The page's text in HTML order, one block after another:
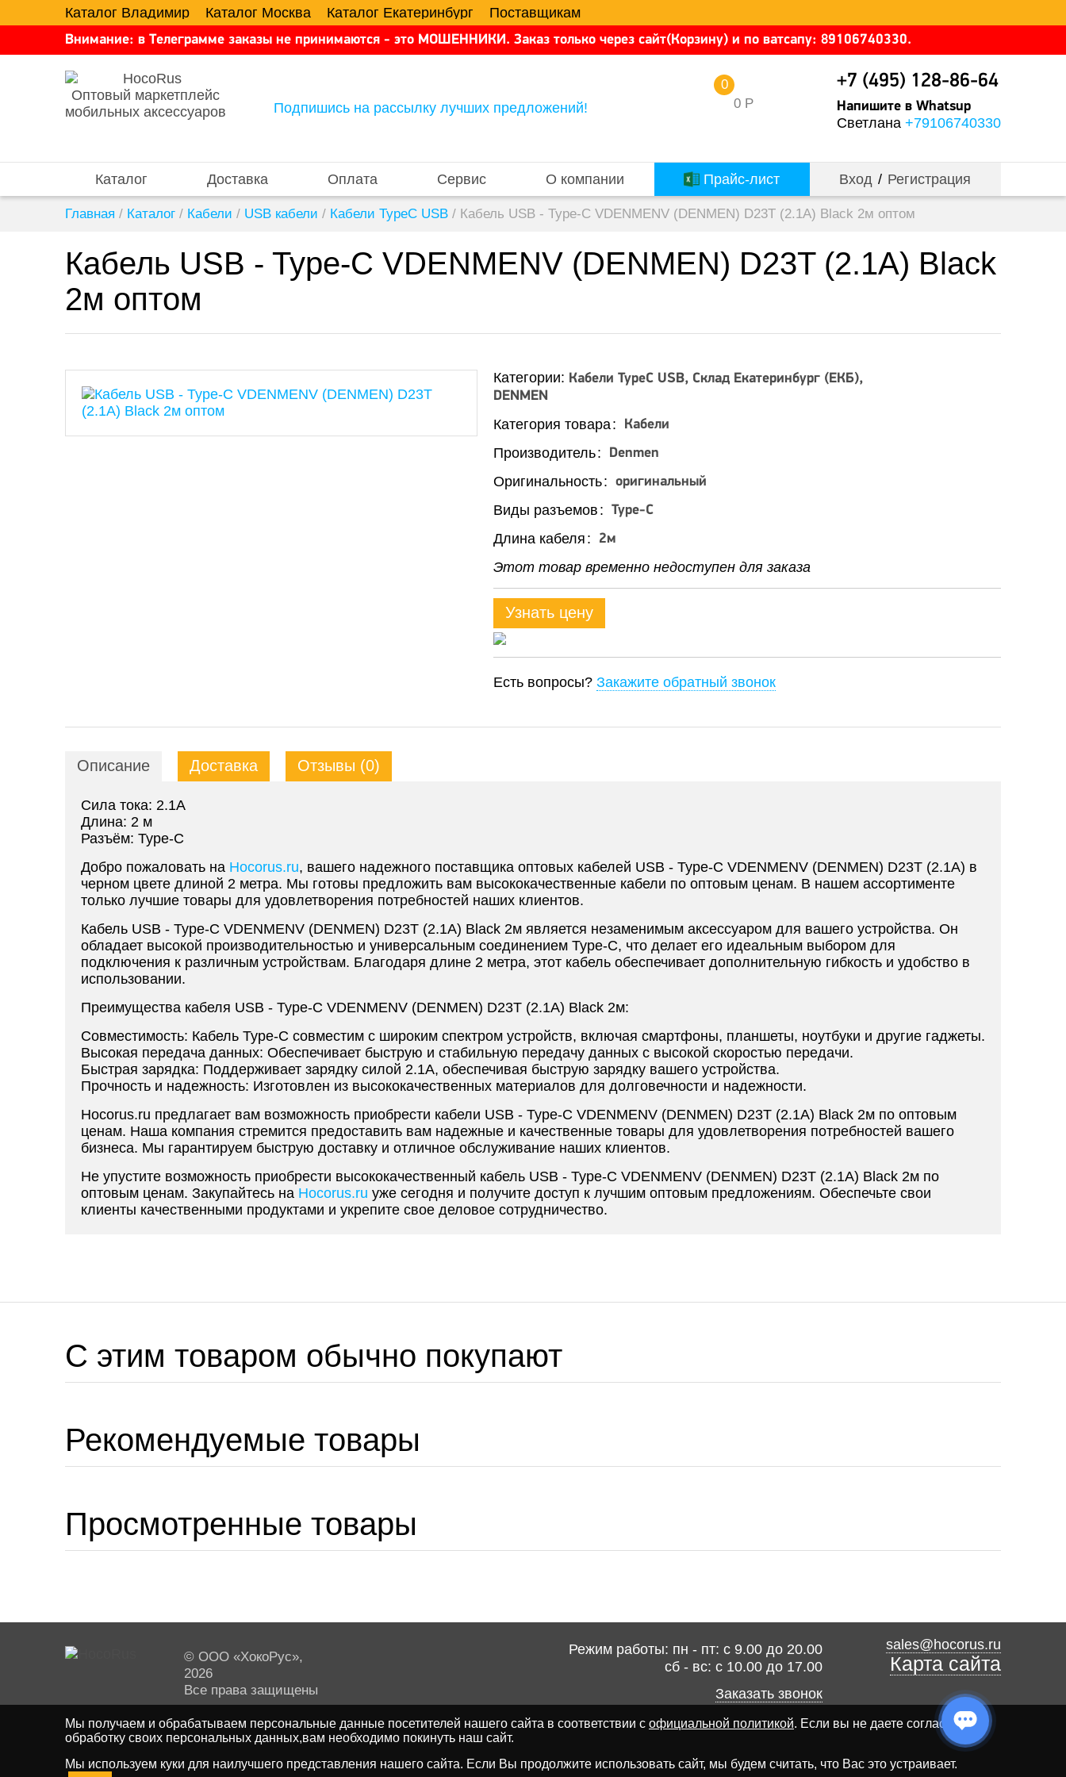
Каталог Владимир Каталог Москва Каталог Екатеринбург Поставщикам
Внимание: в Телеграмме заказы не принимаются - это МОШЕННИКИ. Заказ только через сайт(Корзину) и по ватсапу: 89106740330.
Оптовый маркетплейс
мобильных аксессуаров
Подпишись на рассылку лучших предложений! 0 Р
0 +7 (495) 128-86-64
Напишите в Whatsup
Светлана +79106740330
Каталог Доставка Оплата Сервис О компании Прайс-лист Вход / Регистрация
Главная / Каталог / Кабели / USB кабели / Кабели TypeC USB / Кабель USB - Type-C VDENMENV (DENMEN) D23T (2.1A) Black 2м оптом
Кабель USB - Type-C VDENMENV (DENMEN) D23T (2.1A) Black
2м оптом
Категории: Кабели TypeC USB Склад Екатеринбург (ЕКБ)
DENMEN
Категория товара Кабели
Производитель Denmen
Оригинальность оригинальный
Виды разъемов Type-C
Длина кабеля 2м
Этот товар временно недоступен для заказа
Узнать цену
Есть вопросы? Закажите обратный звонок
Описание Доставка Отзывы (0)
Сила тока: 2.1A
Длина: 2 м
Разъём: Type-C
Добро пожаловать на Hocorus.ru, вашего надежного поставщика оптовых кабелей USB - Type-C VDENMENV (DENMEN) D23T (2.1A) в
черном цвете длиной 2 метра. Мы готовы предложить вам высококачественные кабели по оптовым ценам. В нашем ассортименте
только лучшие товары для удовлетворения потребностей наших клиентов.
Кабель USB - Type-C VDENMENV (DENMEN) D23T (2.1A) Black 2м является незаменимым аксессуаром для вашего устройства. Он
обладает высокой производительностью и универсальным соединением Type-C, что делает его идеальным выбором для
подключения к различным устройствам. Благодаря длине 2 метра, этот кабель обеспечивает дополнительную гибкость и удобство в
использовании.
Преимущества кабеля USB - Type-C VDENMENV (DENMEN) D23T (2.1A) Black 2м:
Совместимость: Кабель Type-C совместим с широким спектром устройств, включая смартфоны, планшеты, ноутбуки и другие гаджеты.
Высокая передача данных: Обеспечивает быструю и стабильную передачу данных с высокой скоростью передачи.
Быстрая зарядка: Поддерживает зарядку силой 2.1A, обеспечивая быструю зарядку вашего устройства.
Прочность и надежность: Изготовлен из высококачественных материалов для долговечности и надежности.
Hocorus.ru предлагает вам возможность приобрести кабели USB - Type-C VDENMENV (DENMEN) D23T (2.1A) Black 2м по оптовым
ценам. Наша компания стремится предоставить вам надежные и качественные товары для удовлетворения потребностей вашего
бизнеса. Мы гарантируем быструю доставку и отличное обслуживание наших клиентов.
Не упустите возможность приобрести высококачественный кабель USB - Type-C VDENMENV (DENMEN) D23T (2.1A) Black 2м по
оптовым ценам. Закупайтесь на Hocorus.ru уже сегодня и получите доступ к лучшим оптовым предложениям. Обеспечьте свои
клиенты качественными продуктами и укрепите свое деловое сотрудничество.
C этим товаром обычно покупают
Рекомендуемые товары
Просмотренные товары
© ООО «ХокоРус»,
2026
Все права защищены
Режим работы: пн - пт: с 9.00 до 20.00
сб - вс: с 10.00 до 17.00
Заказать звонок
sales@hocorus.ru
Карта сайта
Мы получаем и обрабатываем персональные данные посетителей нашего сайта в соответствии с официальной политикой. Если вы не даете согласия на
обработку своих персональных данных,вам необходимо покинуть наш сайт.
Мы используем куки для наилучшего представления нашего сайта. Если Вы продолжите использовать сайт, мы будем считать, что Вас это устраивает.